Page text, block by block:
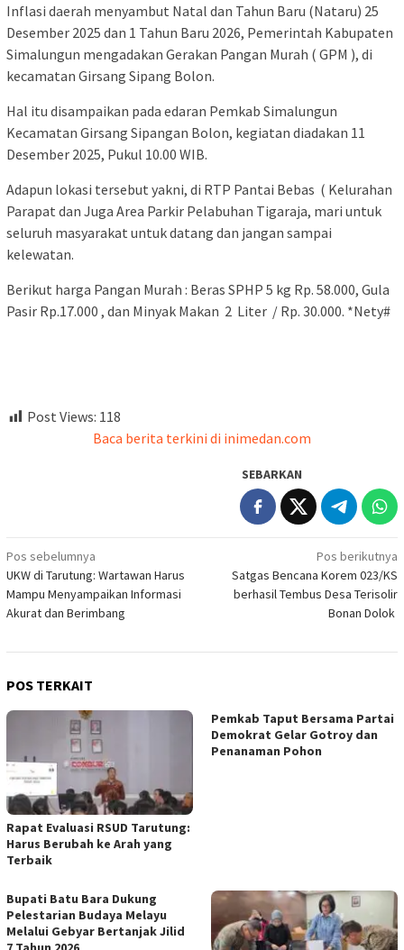
Inflasi daerah menyambut Natal dan Tahun Baru (Nataru) 25
Desember 2025 dan 1 Tahun Baru 2026, Pemerintah Kabupaten
Simalungun mengadakan Gerakan Pangan Murah ( GPM ), di
kecamatan Girsang Sipang Bolon.
Hal itu disampaikan pada edaran Pemkab Simalungun
Kecamatan Girsang Sipangan Bolon, kegiatan diadakan 11
Desember 2025, Pukul 10.00 WIB.
Adapun lokasi tersebut yakni, di RTP Pantai Bebas ( Kelurahan
Parapat dan Juga Area Parkir Pelabuhan Tigaraja, mari untuk
seluruh masyarakat untuk datang dan jangan sampai
kelewatan.
Berikut harga Pangan Murah : Beras SPHP 5 kg Rp. 58.000, Gula
Pasir Rp.17.000 , dan Minyak Makan 2 Liter / Rp. 30.000. *Nety#
Post Views: 118
Baca berita terkini di inimedan.com
SEBARKAN
Navigasi
pos
Pos sebelumnya
UKW di Tarutung: Wartawan Harus
Mampu Menyampaikan Informasi
Akurat dan Berimbang
Pos berikutnya
Satgas Bencana Korem 023/KS
berhasil Tembus Desa Terisolir
Bonan Dolok
POS TERKAIT
Rapat Evaluasi RSUD Tarutung:
Harus Berubah ke Arah yang
Terbaik
Pemkab Taput Bersama Partai
Demokrat Gelar Gotroy dan
Penanaman Pohon
Bupati Batu Bara Dukung
Pelestarian Budaya Melayu
Melalui Gebyar Bertanjak Jilid